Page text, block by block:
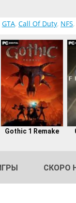
GTA, Call Of Duty, NFS,
Gothic 1 Remake
СКОРО